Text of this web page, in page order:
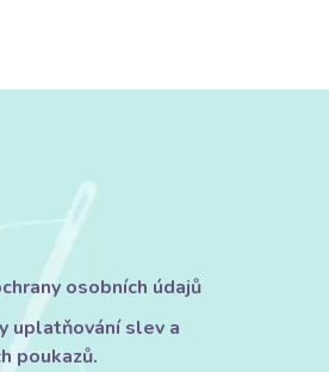
osobních údajů
uplatňování slev a
poukazů.